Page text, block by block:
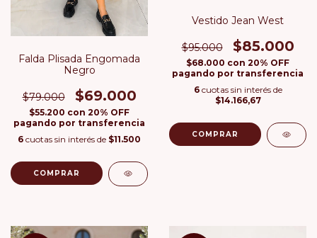
Falda Plisada Engomada
Negro
$79.000 $69.000
$55.200 con 20% OFF
pagando por transferencia
6 cuotas sin interés de $11.500
COMPRAR
Vestido Jean West
$95.000 $85.000
$68.000 con 20% OFF
pagando por transferencia
6 cuotas sin interés de
$14.166,67
COMPRAR